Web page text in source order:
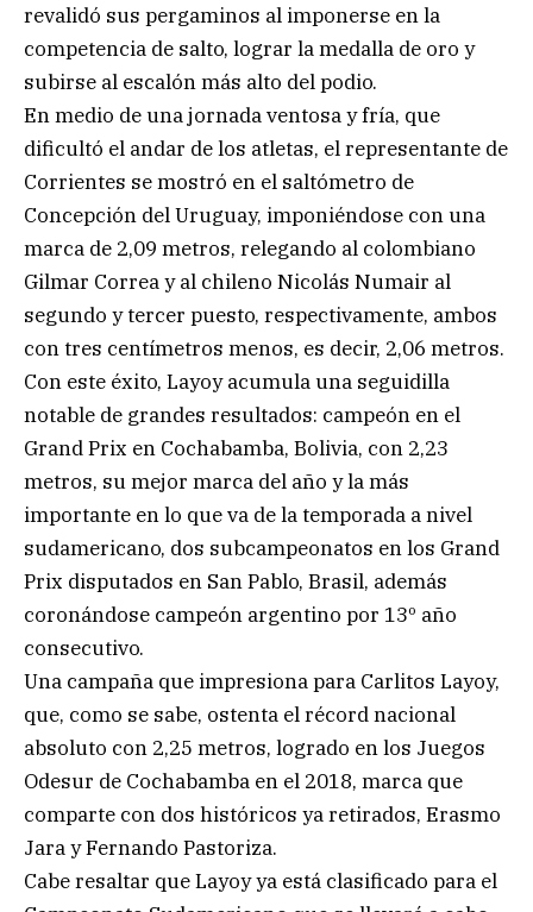
revalidó sus pergaminos al imponerse en la
competencia de salto, lograr la medalla de oro y
subirse al escalón más alto del podio.
En medio de una jornada ventosa y fría, que
dificultó el andar de los atletas, el representante de
Corrientes se mostró en el saltómetro de
Concepción del Uruguay, imponiéndose con una
marca de 2,09 metros, relegando al colombiano
Gilmar Correa y al chileno Nicolás Numair al
segundo y tercer puesto, respectivamente, ambos
con tres centímetros menos, es decir, 2,06 metros.
Con este éxito, Layoy acumula una seguidilla
notable de grandes resultados: campeón en el
Grand Prix en Cochabamba, Bolivia, con 2,23
metros, su mejor marca del año y la más
importante en lo que va de la temporada a nivel
sudamericano, dos subcampeonatos en los Grand
Prix disputados en San Pablo, Brasil, además
coronándose campeón argentino por 13º año
consecutivo.
Una campaña que impresiona para Carlitos Layoy,
que, como se sabe, ostenta el récord nacional
absoluto con 2,25 metros, logrado en los Juegos
Odesur de Cochabamba en el 2018, marca que
comparte con dos históricos ya retirados, Erasmo
Jara y Fernando Pastoriza.
Cabe resaltar que Layoy ya está clasificado para el